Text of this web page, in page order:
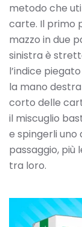
metodo che
carte. Il primo
mazzo in due
sinistra è
l’indice
la mano
corto delle
il miscuglio
e spingerli uno
passaggio,
tra loro.